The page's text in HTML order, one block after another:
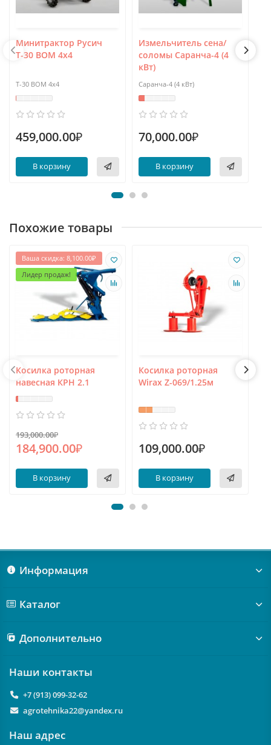
Минитрактор Русич
Т-30 ВОМ 4x4
Т-30 ВОМ 4x4
459,000.00₽
В корзину
Измельчитель сена/
соломы Саранча-4 (4
кВт)
Саранча-4 (4 кВт)
70,000.00₽
В корзину
Похожие товары
Ваша скидка: 8,100.00₽
Лидер продаж!
Косилка роторная
навесная КРН 2.1
193,000.00₽
184,900.00₽
В корзину
Косилка роторная
Wirax Z-069/1.25м
109,000.00₽
В корзину
Информация
Каталог
Дополнительно
Наши контакты
+7 (913) 099-32-62
agrotehnika22@yandex.ru
Наш адрес